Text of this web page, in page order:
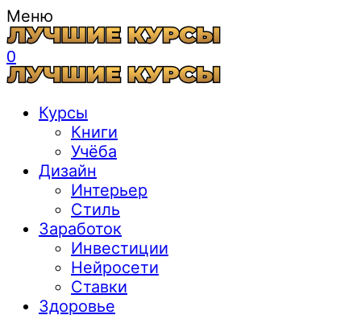
Меню
0
Курсы
Книги
Учёба
Дизайн
Интерьер
Стиль
Заработок
Инвестиции
Нейросети
Ставки
Здоровье